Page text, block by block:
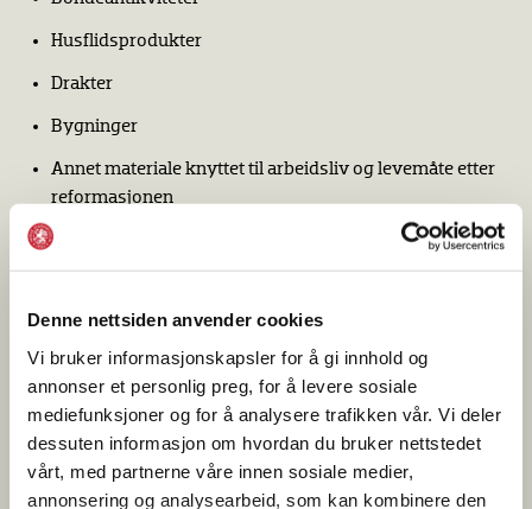
Denne nettsiden anvender cookies
Vi bruker informasjonskapsler for å gi innhold og
annonser et personlig preg, for å levere sosiale
mediefunksjoner og for å analysere trafikken vår. Vi deler
dessuten informasjon om hvordan du bruker nettstedet
vårt, med partnerne våre innen sosiale medier,
annonsering og analysearbeid, som kan kombinere den
Husflidsprodukter
Drakter
Bygninger
Annet materiale knyttet til arbeidsliv og levemåte etter
reformasjonen
museum, Najonalbiblioteket og Nasjonalmuseet. Særskilte
regler gjelder for blant annet samisk materiale, bildende
kunst, fotografi, mynter, kjøretøy og båter.
Søknadsplikten framgår av Forskrift om utførsel og
innførsel av kulturgjenstander av 1. januar 2007.